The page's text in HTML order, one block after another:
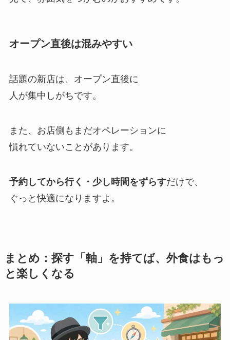
オープン直後は混みやすい
話題の新店は、オープン直後に
人が集中しがちです。
また、お店側もまだオペレーションに
慣れていないことがあります。
予約してから行く・少し時間をずらすだけで、
ぐっと快適になりますよ。
まとめ：探す「軸」を持てば、外食はもっ
と楽しくなる